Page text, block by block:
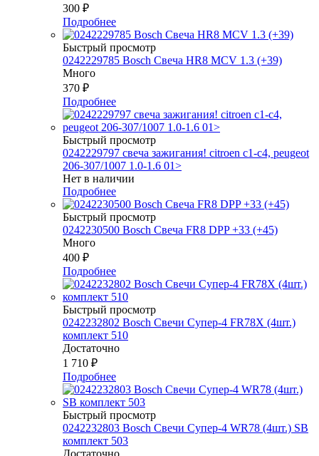
300 ₽
Подробнее
Быстрый просмотр
0242229785 Bosch Свеча HR8 MCV 1.3 (+39)
Много
370 ₽
Подробнее
Быстрый просмотр
0242229797 свеча зажигания! citroen c1-c4, peugeot
206-307/1007 1.0-1.6 01>
Нет в наличии
Подробнее
Быстрый просмотр
0242230500 Bosch Свеча FR8 DPP +33 (+45)
Много
400 ₽
Подробнее
Быстрый просмотр
0242232802 Bosch Свечи Супер-4 FR78Х (4шт.)
комплект 510
Достаточно
1 710 ₽
Подробнее
Быстрый просмотр
0242232803 Bosch Свечи Супер-4 WR78 (4шт.) SB
комплект 503
Достаточно